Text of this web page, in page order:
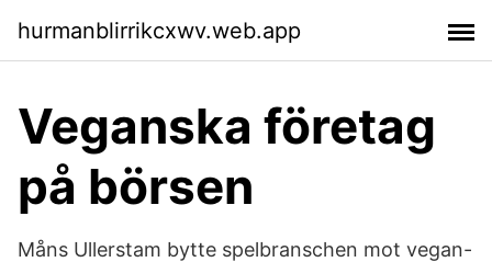
hurmanblirrikcxwv.web.app
Veganska företag
på börsen
Måns Ullerstam bytte spelbranschen mot vegan-